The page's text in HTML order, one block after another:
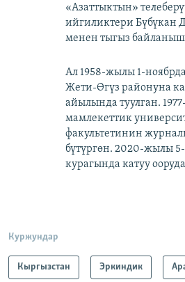
«Азаттыктын»
ийгиликтери Бүбүкан
менен тыгыз
Ал 1958-жылы 1-
Жети-Өгүз районуна
айылында туулган.
мамлекеттик
факультетинин
бүтүргөн. 2020-жылы
курагында катуу
Куржундар
Кыргызстан Эркиндик